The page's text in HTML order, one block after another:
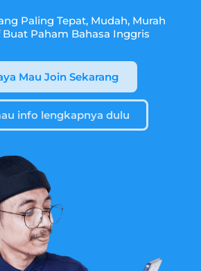
Paling Tepat, Mudah, Murah
Buat Paham Bahasa Inggris
Mau Join Sekarang
info lengkapnya dulu